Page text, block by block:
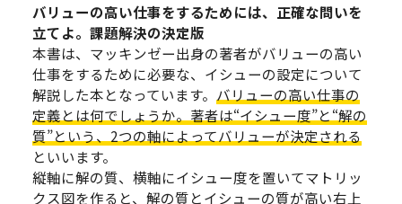
バリューの高い仕事をするためには、正確な問いを
立てよ。課題解決の決定版
本書は、マッキンゼー出身の著者がバリューの高い
仕事をするために必要な、イシューの設定について
解説した本となっています。 バリューの高い仕事の
定義とは何でしょうか。著者は“イシュー度”と“解の
質”という、2つの軸によってバリューが決定される
といいます。
縦軸に解の質、横軸にイシュー度を置いてマトリッ
クス図を作ると、解の質とイシューの質が高い右上